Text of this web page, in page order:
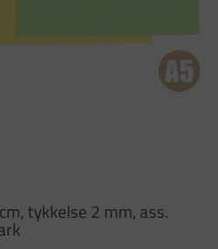
tykkelse 2 mm, ass.